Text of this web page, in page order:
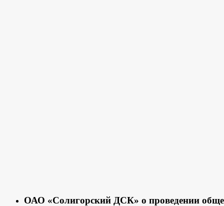
ОАО «Солигорский ДСК» о проведении